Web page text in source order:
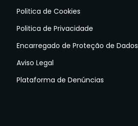
Politica de Cookies
Politica de Privacidade
Encarregado de Proteção de Dados
Aviso Legal
Plataforma de Denúncias